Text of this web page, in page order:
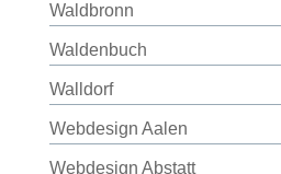
Waldbronn
Waldenbuch
Walldorf
Webdesign Aalen
Webdesign Abstatt